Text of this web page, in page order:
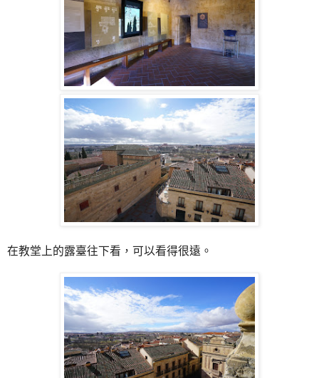
在教堂上的露臺往下看，可以看得很遠。